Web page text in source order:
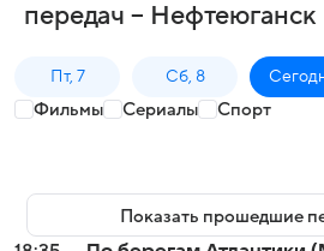
передач – Нефтеюганск
Пт, 7 Сб, 8
Фильмы Сериалы Спорт
Показать прошедшие